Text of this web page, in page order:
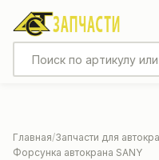
Главная Запчасти для
Форсунка автокрана SANY